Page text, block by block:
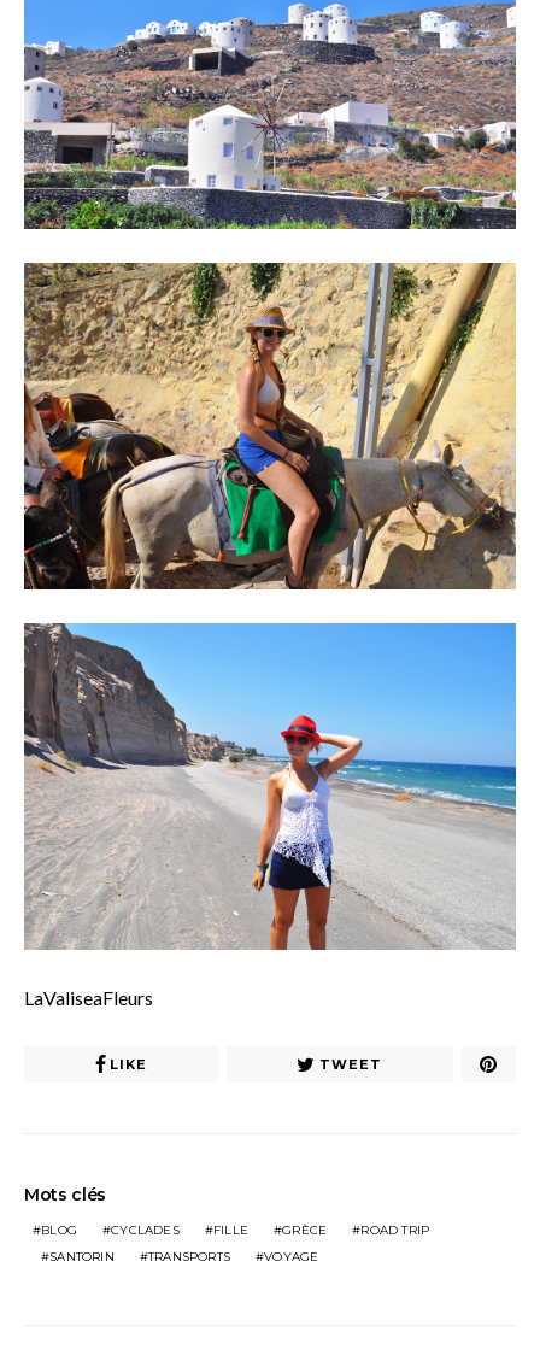
LaValiseaFleurs
LIKE TWEET
Mots clés
BLOG CYCLADES FILLE GRÈCE
ROAD TRIP
SANTORIN
TRANSPORTS VOYAGE